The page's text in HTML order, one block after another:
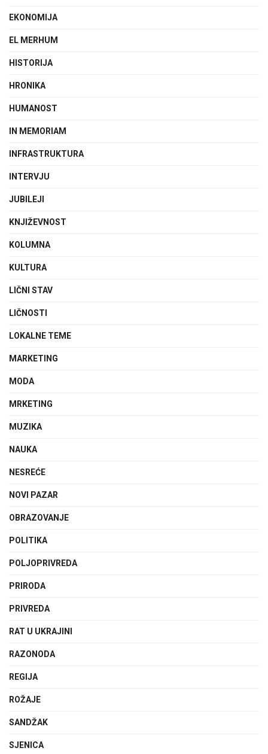
EKONOMIJA
EL MERHUM
HISTORIJA
HRONIKA
HUMANOST
IN MEMORIAM
INFRASTRUKTURA
INTERVJU
JUBILEJI
KNJIŽEVNOST
KOLUMNA
KULTURA
LIČNI STAV
LIČNOSTI
LOKALNE TEME
MARKETING
MODA
MRKETING
MUZIKA
NAUKA
NESREĆE
NOVI PAZAR
OBRAZOVANJE
POLITIKA
POLJOPRIVREDA
PRIRODA
PRIVREDA
RAT U UKRAJINI
RAZONODA
REGIJA
ROŽAJE
SANDŽAK
SJENICA